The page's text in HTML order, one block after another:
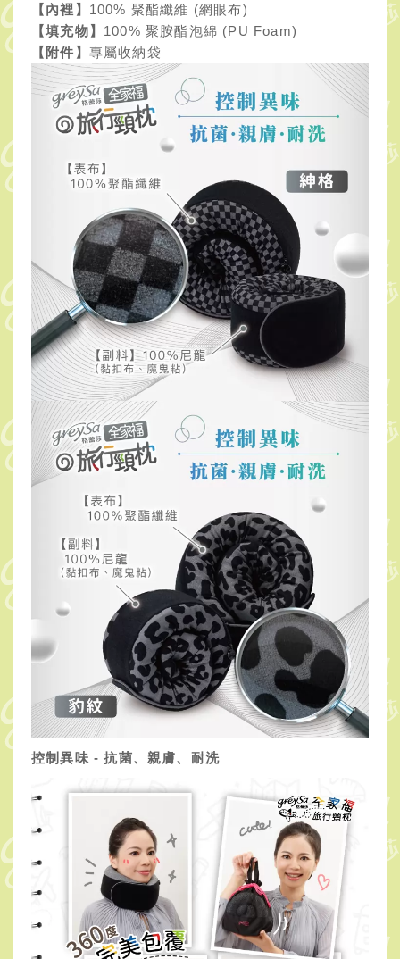
【內裡】 100% 聚酯纖維 (網眼布)
【填充物】 100% 聚胺酯泡綿 (PU Foam)
【附件】 專屬收納袋
控制異味 - 抗菌、親膚、耐洗